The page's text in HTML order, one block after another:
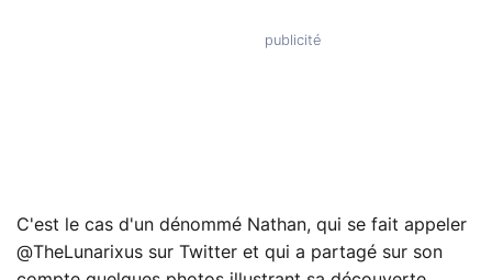
C'est le cas d'un dénommé Nathan, qui se fait appeler
@TheLunarixus sur Twitter et qui a partagé sur son